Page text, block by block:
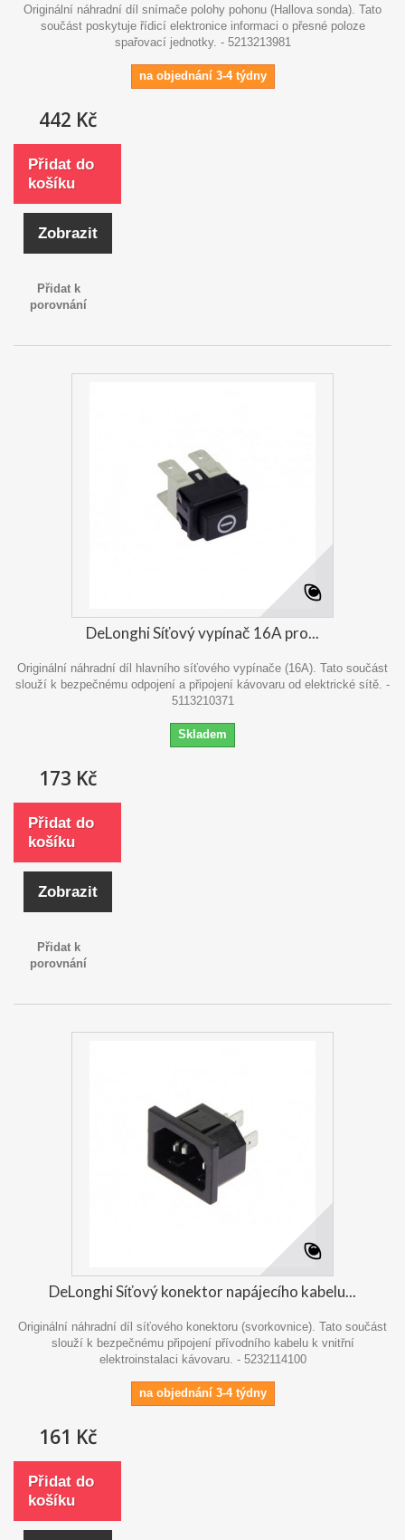
Originální náhradní díl snímače polohy pohonu (Hallova sonda). Tato
součást poskytuje řídicí elektronice informaci o přesné poloze
spařovací jednotky. - 5213213981
na objednání 3-4 týdny
442 Kč
Přidat do
košíku
Zobrazit
Přidat k
porovnání
DeLonghi Síťový vypínač 16A pro...
Originální náhradní díl hlavního síťového vypínače (16A). Tato součást
slouží k bezpečnému odpojení a připojení kávovaru od elektrické sítě. -
5113210371
Skladem
173 Kč
Přidat do
košíku
Zobrazit
Přidat k
porovnání
DeLonghi Síťový konektor napájecího kabelu...
Originální náhradní díl síťového konektoru (svorkovnice). Tato součást
slouží k bezpečnému připojení přívodního kabelu k vnitřní
elektroinstalaci kávovaru. - 5232114100
na objednání 3-4 týdny
161 Kč
Přidat do
košíku